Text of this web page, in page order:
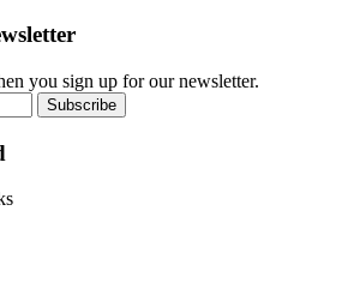
you sign up for our newsletter.
Subscribe